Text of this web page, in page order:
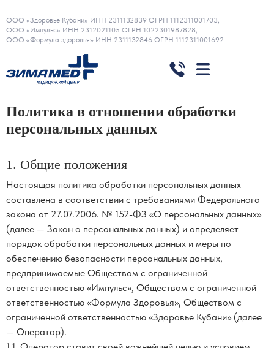
ООО «Здоровье Кубани» ИНН 2311132839 ОГРН 1112311001703,
ООО «Импульс» ИНН 2312021105 ОГРН 1022301987828,
ООО «Формула здоровья» ИНН 2311132846 ОГРН 1112311001692
Политика в отношении обработки
персональных данных
1. Общие положения
Настоящая политика обработки персональных данных
составлена в соответствии с требованиями Федерального
закона от 27.07.2006. № 152-ФЗ «О персональных данных»
(далее — Закон о персональных данных) и определяет
порядок обработки персональных данных и меры по
обеспечению безопасности персональных данных,
предпринимаемые Обществом с ограниченной
ответственностью «Импульс», Обществом с ограниченной
ответственностью «Формула Здоровья», Обществом с
ограниченной ответственностью «Здоровье Кубани» (далее
— Оператор).